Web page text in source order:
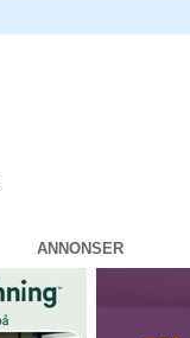
ANNONSER